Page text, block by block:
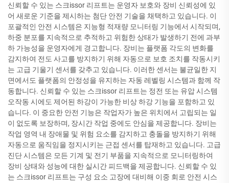
신뢰할 수 있는 스크issor 리프트는 운영자 보호와 장비 신뢰성에 있
어 새로운 기준을 제시하는 첨단 안전 기술을 채택하고 있습니다. 이
포괄적인 안전 시스템은 지능형 적재량 모니터링 기능에서 시작되며,
하중 분포를 지속적으로 추적하고 위험한 상태가 발생하기 전에 과부
하 가능성을 운영자에게 경고합니다. 장비는 플랫폼 각도의 변화를
감지하여 전도 사고를 방지하기 위해 자동으로 보호 조치를 작동시키
는 고급 기울기 센서를 갖추고 있습니다. 이러한 센서는 불균일한 지
면에서도 플랫폼의 안정성을 유지하는 자동 레벨링 시스템과 함께 작
동합니다. 신뢰할 수 있는 스크issor 리프트는 정전 또는 유압 시스템
오작동 시에도 제어된 하강이 가능한 비상 하강 기능을 포함하고 있
습니다. 이 중요한 안전 기능은 작업자가 높은 위치에서 고립되는 일
이 없도록 보장하며, 장시간 작업 중에도 안심을 제공합니다. 장비는
작업 영역 내 장애물 및 위험 요소를 감지하고 충돌을 방지하기 위해
자동으로 움직임을 정지시키는 근접 센서를 탑재하고 있습니다. 고급
진단 시스템은 모든 기계 및 전기 부품을 지속적으로 모니터링하여
장비 상태와 성능에 대한 실시간 피드백을 제공합니다. 신뢰할 수 있
는 스크issor 리프트는 구성 요소 고장에 대비해 이중 회로 안전 시스